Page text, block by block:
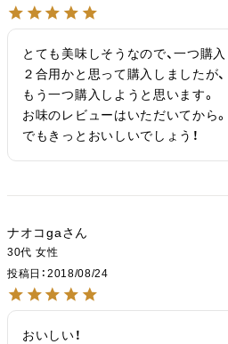
とても美味しそうなので、一つ購入
２合用かと思って購入しましたが
もう一つ購入しようと思います。
お味のレビューはいただいてから。
でもきっとおいしいでしょう！
ナオコga
30代 女性
投稿日
2018/08/24
おいしい！